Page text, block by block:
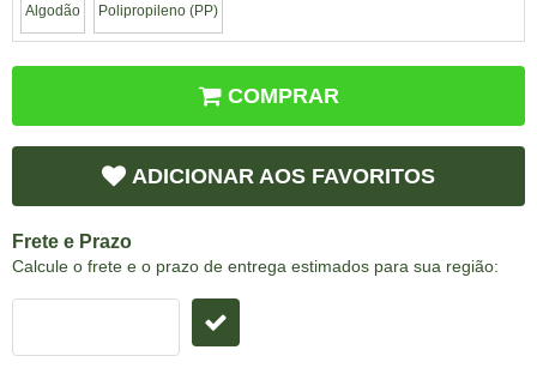
Algodão Polipropileno (PP)
COMPRAR
ADICIONAR AOS FAVORITOS
Frete e Prazo
Calcule o frete e o prazo de entrega estimados para sua região: